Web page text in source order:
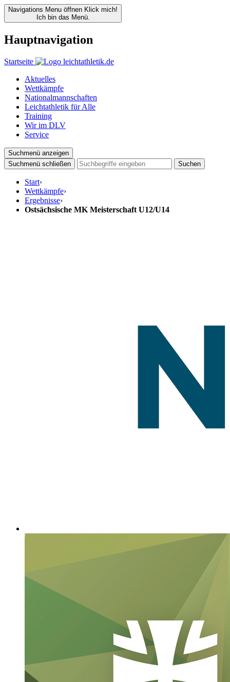
Navigations Menu öffnen Klick mich!
Ich bin das Menü.
Hauptnavigation
Startseite
Aktuelles
Wettkämpfe
Nationalmannschaften
Leichtathletik für Alle
Training
Wir im DLV
Service
Suchmenü anzeigen
Suchmenü schließen
Suchen
Start›
Wettkämpfe›
Ergebnisse›
Ostsächsische MK Meisterschaft U12/U14